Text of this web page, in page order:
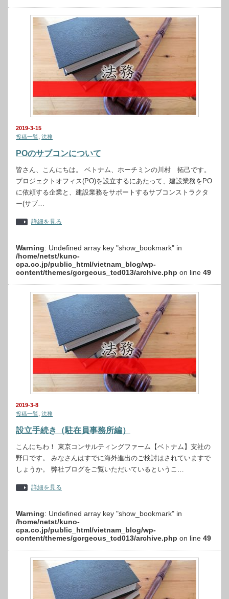
2019-3-15
投稿一覧 法務
POのサブコンについて
皆さん、こんにちは。 ベトナム、ホーチミンの川村 拓己です。
プロジェクトオフィス(PO)を設立するにあたって、建設業務をPO
に依頼する企業と、建設業務をサポートするサブコンストラクタ
ー(サブ…
詳細を見る
Warning: Undefined array key "show_bookmark" in
/home/netst/kuno-
cpa.co.jp/public_html/vietnam_blog/wp-
content/themes/gorgeous_tcd013/archive.php on line 49
2019-3-8
投稿一覧 法務
設立手続き（駐在員事務所編）
こんにちわ！ 東京コンサルティングファーム【ベトナム】支社の
野口です。 みなさんはすでに海外進出のご検討はされていますで
しょうか。 弊社ブログをご覧いただいているというこ…
詳細を見る
Warning: Undefined array key "show_bookmark" in
/home/netst/kuno-
cpa.co.jp/public_html/vietnam_blog/wp-
content/themes/gorgeous_tcd013/archive.php on line 49